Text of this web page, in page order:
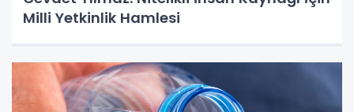
Milli Yetkinlik Hamlesi